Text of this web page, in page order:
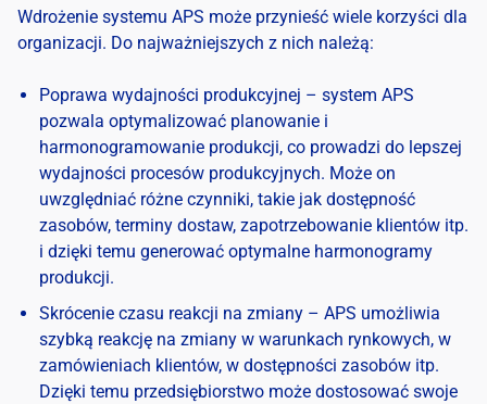
Wdrożenie systemu APS może przynieść wiele korzyści dla
organizacji. Do najważniejszych z nich należą:
Poprawa wydajności produkcyjnej – system APS
pozwala optymalizować planowanie i
harmonogramowanie produkcji, co prowadzi do lepszej
wydajności procesów produkcyjnych. Może on
uwzględniać różne czynniki, takie jak dostępność
zasobów, terminy dostaw, zapotrzebowanie klientów itp.
i dzięki temu generować optymalne harmonogramy
produkcji.
Skrócenie czasu reakcji na zmiany – APS umożliwia
szybką reakcję na zmiany w warunkach rynkowych, w
zamówieniach klientów, w dostępności zasobów itp.
Dzięki temu przedsiębiorstwo może dostosować swoje